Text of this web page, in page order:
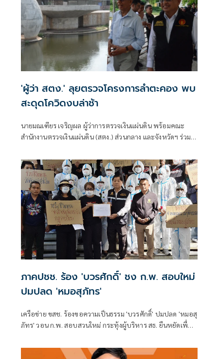
'ผู้ว่า สตง.' ลุยตรวจโครงการลำตะคอง พบ
สะดุดโควิดงบล่าช้า
นายมณเฑียร เจริญผล ผู้ว่าการตรวจเงินแผ่นดิน พร้อมคณะ
สำนักงานตรวจเงินแผ่นดิน (สตง.) ส่วนกลาง และจังหวัดฯ ร่วม
ภูมิทัศน์ลำตะคอง
ภาคปชช. ร้อง 'บวรศักดิ์' ชง ก.พ. สอบใหม่
ปมปลด 'หมอสุภัทร'
เครือข่าย ขสช. ร้องขอความเป็นธรรม 'บวรศักดิ์' ปมปลด 'หมอสุ
ภัทร' วอน ก.พ. สอบสวนใหม่ กระทุ้งผู้บริหาร สธ. ยืนหยัดเพื่อ